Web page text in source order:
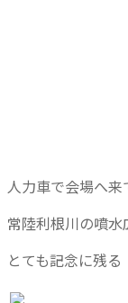
人力車で会場へ
常陸利根川の噴
とても記念に残